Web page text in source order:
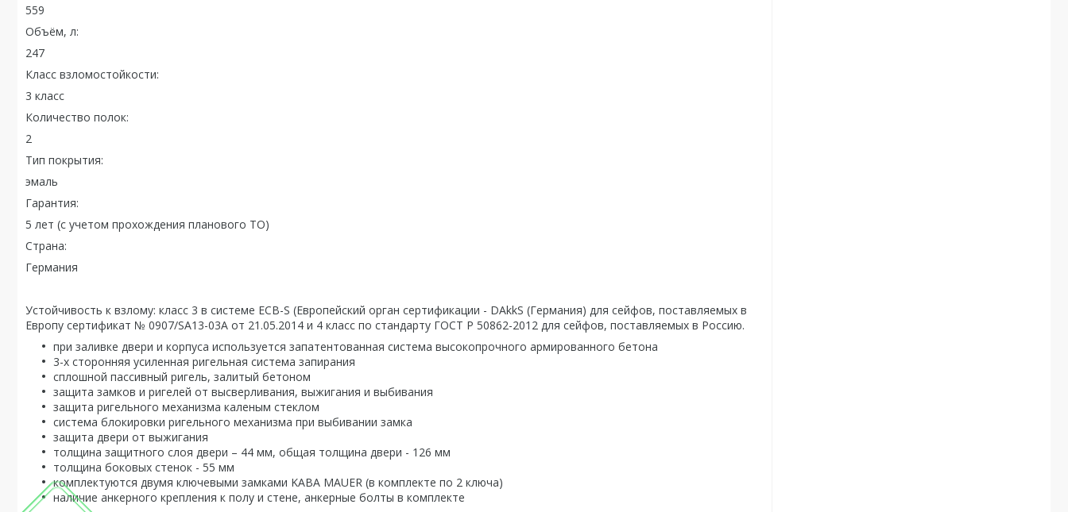
559
Объём, л:
247
Класс взломостойкости:
3 класс
Количество полок:
2
Тип покрытия:
эмаль
Гарантия:
5 лет (с учетом прохождения планового ТО)
Страна:
Германия
Устойчивость к взлому: класс 3 в системе ECB-S (Европейский орган сертификации - DAkkS (Германия) для сейфов, поставляемых в
Европу сертификат № 0907/SA13-03А от 21.05.2014 и 4 класс по стандарту ГОСТ Р 50862-2012 для сейфов, поставляемых в Россию.
при заливке двери и корпуса используется запатентованная система высокопрочного армированного бетона
3-х сторонняя усиленная ригельная система запирания
сплошной пассивный ригель, залитый бетоном
защита замков и ригелей от высверливания, выжигания и выбивания
защита ригельного механизма каленым стеклом
система блокировки ригельного механизма при выбивании замка
защита двери от выжигания
толщина защитного слоя двери – 44 мм, общая толщина двери - 126 мм
толщина боковых стенок - 55 мм
комплектуются двумя ключевыми замками KABA MAUER (в комплекте по 2 ключа)
наличие анкерного крепления к полу и стене, анкерные болты в комплекте